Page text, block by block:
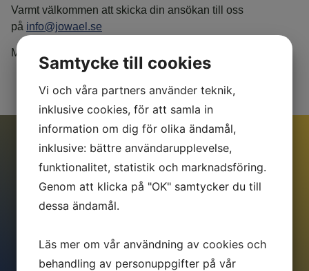
Varmt välkommen att skicka din ansökan till oss
på info@jowael.se
Märk ämnet med Jobbansökan, så hör vi av oss till dig!
Kom i kontakt med oss
För mer information kring våra tjänster, vänligen
Kontakta oss
Samtycke till cookies
Vi och våra partners använder teknik,
inklusive cookies, för att samla in
information om dig för olika ändamål,
inklusive: bättre användarupplevelse,
funktionalitet, statistik och marknadsföring.
Genom att klicka på "OK" samtycker du till
dessa ändamål.
Läs mer om vår användning av cookies och
behandling av personuppgifter på vår